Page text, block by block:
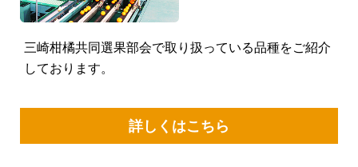
三崎柑橘共同選果部会で取り扱っている品種をご紹介
しております。
詳しくはこちら